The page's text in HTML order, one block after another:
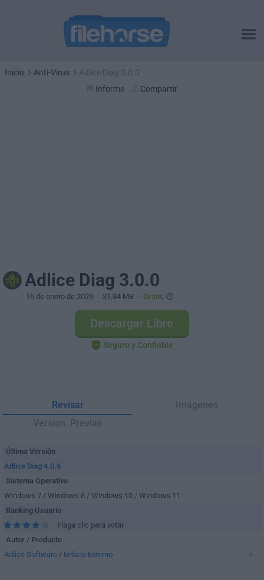
Inicio Anti-Virus
Adlice Diag 3.0.0
Informe
Compartir
Adlice Diag 3.0.0
16 de enero de 2025 - 31.84 MB - Gratis
Descargar Libre
Seguro y Confiable
Revisar
Imágenes
Version. Previas
Última Versión
Adlice Diag 4.0.6
Sistema Operativo
Windows 7 / Windows 8 / Windows 10 / Windows 11
Ránking Usuario
Haga clic para votar
Autor / Producto
Adlice Software / Enlace Externo